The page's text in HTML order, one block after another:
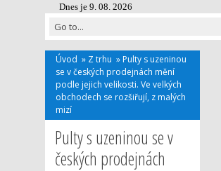
Dnes je 9. 08. 2026
Úvod » Z trhu » Pulty s uzeninou
se v českých prodejnách mění
podle jejich velikosti. Ve velkých
obchodech se rozšiřují, z malých
mizí
Pulty s uzeninou se v
českých prodejnách